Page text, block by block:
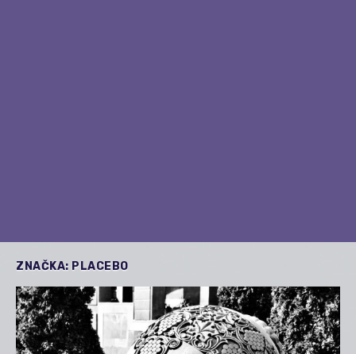
ZNAČKA: PLACEBO